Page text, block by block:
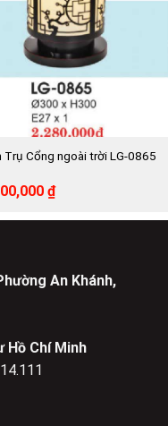
Trụ Cổng ngoài trời LG-0865
₫Giá
tại
An Khánh,
Hồ Chí Minh